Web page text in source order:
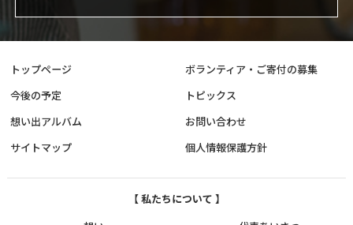
トップページ
ボランティア・ご寄付の募集
今後の予定
トピックス
想い出アルバム
お問い合わせ
サイトマップ
個人情報保護方針
【 私たちについて 】